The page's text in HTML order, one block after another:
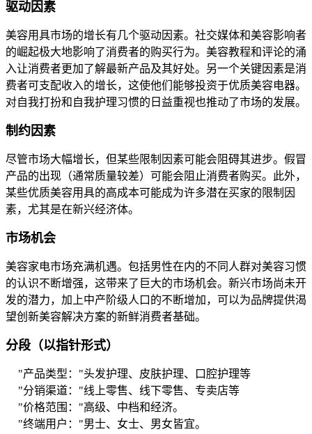
驱动因素
美容用具市场的增长有几个驱动因素。社交媒体和美容影响者
的崛起极大地影响了消费者的购买行为。美容教程和评论的涌
入让消费者更加了解最新产品及其好处。另一个关键因素是消
费者可支配收入的增长，这使他们能够投资于优质美容电器。
对自我打扮和自我护理习惯的日益重视也推动了市场的发展。
制约因素
尽管市场大幅增长，但某些限制因素可能会阻碍其进步。假冒
产品的出现（通常质量较差）可能会阻止消费者购买。此外，
某些优质美容用具的高成本可能成为许多潜在买家的限制因
素，尤其是在新兴经济体。
市场机会
美容家电市场充满机遇。包括男性在内的不同人群对美容习惯
的认识不断增强，这带来了巨大的市场机会。新兴市场尚未开
发的潜力，加上中产阶级人口的不断增加，可以为品牌提供渴
望创新美容解决方案的新鲜消费者基础。
分段（以指针形式）
"产品类型："头发护理、皮肤护理、口腔护理等
"分销渠道："线上零售、线下零售、专卖店等
"价格范围："高级、中档和经济。
"终端用户："男士、女士、男女皆宜。